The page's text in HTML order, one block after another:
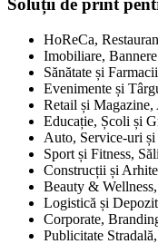
Soluții de print
HoReCa,
Imobiliare,
Sănătate și
Evenimente și
Retail și
Educație, Școli și
Auto, Service-uri
Sport și Fitness,
Construcții și
Beauty &
Logistică și
Corporate,
Publicitate